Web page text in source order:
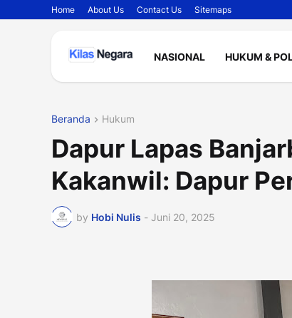
Home About Us Contact Us Sitemaps
NASIONAL HUKUM &
Beranda Hukum
Dapur Lapas
Kakanwil: Dapur
by Hobi Nulis - Juni 20, 2025